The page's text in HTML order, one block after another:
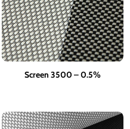
últimos
Screen 3500 – 0.5%